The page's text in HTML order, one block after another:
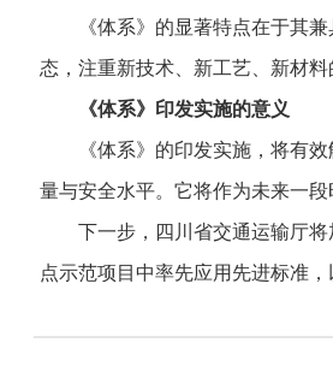
《体系》的显著特点在于其兼
态，注重新技术、新工艺、新材
《体系》印发实施的意义
《体系》的印发实施，将有效
量与安全水平。它将作为未来一
下一步，四川省交通运输厅将
点示范项目中率先应用先进标准